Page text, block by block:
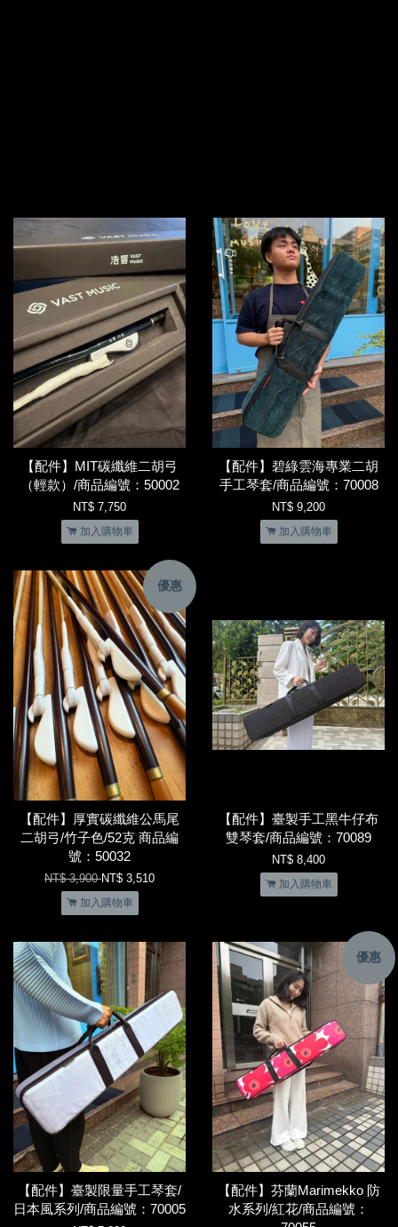
【配件】MIT碳纖維二胡弓
（輕款）/商品編號：50002
NT$ 7,750
加入購物車
【配件】碧綠雲海專業二胡
手工琴套/商品編號：70008
NT$ 9,200
加入購物車
優惠
【配件】厚實碳纖維公馬尾
二胡弓/竹子色/52克 商品編
號：50032
NT$ 3,900NT$ 3,510
加入購物車
【配件】臺製手工黑牛仔布
雙琴套/商品編號：70089
NT$ 8,400
加入購物車
【配件】臺製限量手工琴套/
日本風系列/商品編號：70005
優惠
【配件】芬蘭Marimekko 防
水系列/紅花/商品編號：